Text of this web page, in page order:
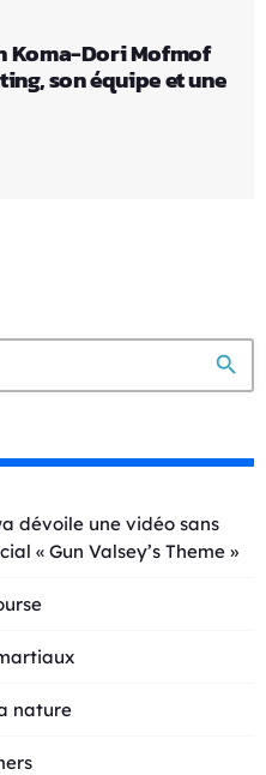
Koma-Dori Mofmof
son équipe et une
search
dévoile une vidéo sans
« Gun Valsey’s Theme »
nature